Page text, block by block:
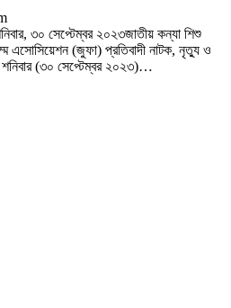
৩০ সেপ্টেম্বর ২০২৩জাতীয় কন্যা শিশু
এসোসিয়েশন (জুফা) প্রতিবাদী নাটক, নৃত্যু ও
(৩০ সেপ্টেম্বর ২০২৩)…